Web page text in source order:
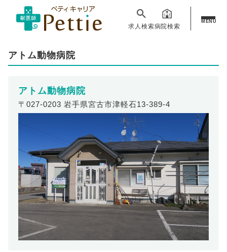
求人検索病院検索
MENU
アトム動物病院
アトム動物病院
〒027-0203 岩手県宮古市津軽石13-389-4